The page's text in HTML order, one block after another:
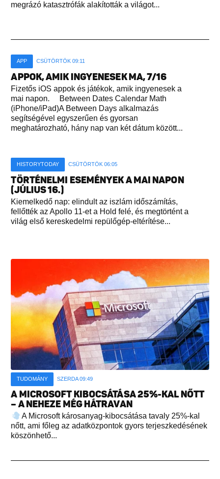
megrázó katasztrófák alakították a világot...
APP CSÜTÖRTÖK 09:11
APPOK, AMIK INGYENESEK MA, 7/16
Fizetős iOS appok és játékok, amik ingyenesek a
mai napon. Between Dates Calendar Math
(iPhone/iPad)A Between Days alkalmazás
segítségével egyszerűen és gyorsan
meghatározható, hány nap van két dátum között...
HISTORYTODAY CSÜTÖRTÖK 06:05
TÖRTÉNELMI ESEMÉNYEK A MAI NAPON
(JÚLIUS 16.)
Kiemelkedő nap: elindult az iszlám időszámítás,
fellőtték az Apollo 11-et a Hold felé, és megtörtént a
világ első kereskedelmi repülőgép-eltérítése...
TUDOMÁNY SZERDA 09:49
A MICROSOFT KIBOCSÁTÁSA 25%-KAL NŐTT
– A NEHEZE MÉG HÁTRAVAN
A Microsoft károsanyag-kibocsátása tavaly 25%-kal
nőtt, ami főleg az adatközpontok gyors terjeszkedésének
köszönhető...